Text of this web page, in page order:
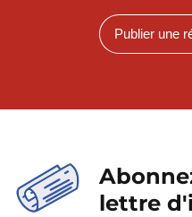
Publier une
lettre